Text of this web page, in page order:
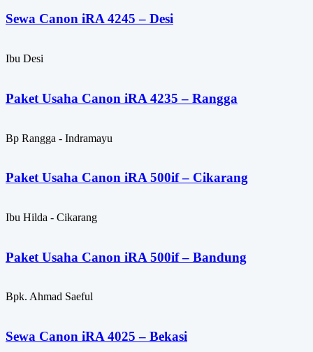
Sewa Canon iRA 4245 – Desi
Ibu Desi
Paket Usaha Canon iRA 4235 – Rangga
Bp Rangga - Indramayu
Paket Usaha Canon iRA 500if – Cikarang
Ibu Hilda - Cikarang
Paket Usaha Canon iRA 500if – Bandung
Bpk. Ahmad Saeful
Sewa Canon iRA 4025 – Bekasi